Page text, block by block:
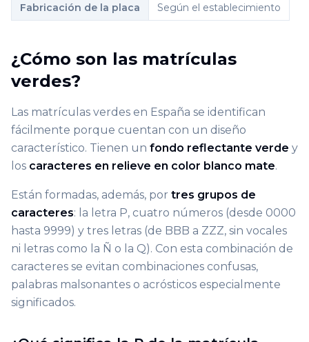
Fabricación de la placa Según el establecimiento
¿Cómo son las matrículas
verdes?
Las matrículas verdes en España se identifican
fácilmente porque cuentan con un diseño
característico. Tienen un fondo reflectante verde y
los caracteres en relieve en color blanco mate.
Están formadas, además, por tres grupos de
caracteres: la letra P, cuatro números (desde 0000
hasta 9999) y tres letras (de BBB a ZZZ, sin vocales
ni letras como la Ñ o la Q). Con esta combinación de
caracteres se evitan combinaciones confusas,
palabras malsonantes o acrósticos especialmente
significados.